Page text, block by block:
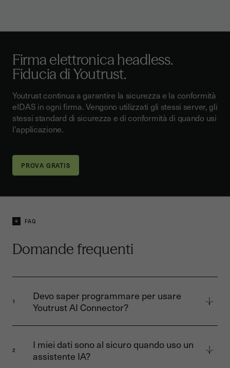
Firma elettronica headless.
Fiducia di Youtrust.
Youtrust continua a garantire la sicurezza e la conformità
eIDAS in ogni firma. Vengono utilizzati gli stessi server, gli
stessi standard di sicurezza e di conformità di quando usi
l'applicazione.
FAQ
Domande frequenti
1
Devo saper programmare per usare
Youtrust AI Connector?
No. Per connettere Youtrust al tuo assistente
IA bastano pochi clic. Accedi una volta tramite
una connessione sicura ed è fatta.
2
I miei dati sono al sicuro quando uso un
assistente IA?